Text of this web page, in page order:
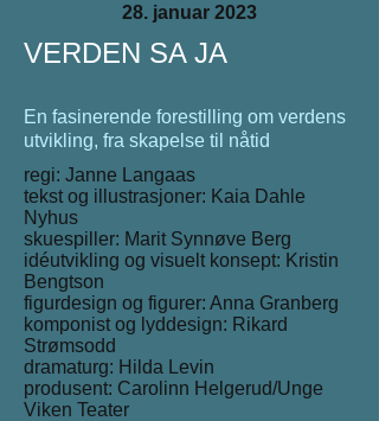
28. januar 2023
VERDEN SA JA
En fasinerende forestilling om verdens
utvikling, fra skapelse til nåtid
regi: Janne Langaas
tekst og illustrasjoner: Kaia Dahle
Nyhus
skuespiller: Marit Synnøve Berg
idéutvikling og visuelt konsept: Kristin
Bengtson
figurdesign og figurer: Anna Granberg
komponist og lyddesign: Rikard
Strømsodd
dramaturg: Hilda Levin
produsent: Carolinn Helgerud/Unge
Viken Teater